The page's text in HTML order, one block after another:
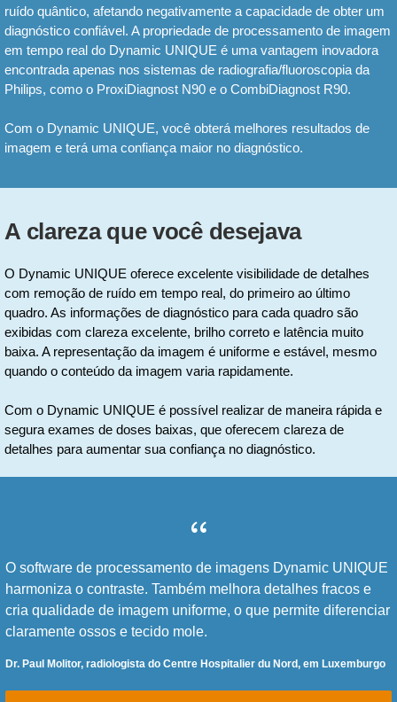
ruído quântico, afetando negativamente a capacidade de obter um
diagnóstico confiável. A propriedade de processamento de imagem
em tempo real do Dynamic UNIQUE é uma vantagem inovadora
encontrada apenas nos sistemas de radiografia/fluoroscopia da
Philips, como o ProxiDiagnost N90 e o CombiDiagnost R90.
Com o Dynamic UNIQUE, você obterá melhores resultados de
imagem e terá uma confiança maior no diagnóstico.
A clareza que você desejava
O Dynamic UNIQUE oferece excelente visibilidade de detalhes
com remoção de ruído em tempo real, do primeiro ao último
quadro. As informações de diagnóstico para cada quadro são
exibidas com clareza excelente, brilho correto e latência muito
baixa. A representação da imagem é uniforme e estável, mesmo
quando o conteúdo da imagem varia rapidamente.
Com o Dynamic UNIQUE é possível realizar de maneira rápida e
segura exames de doses baixas, que oferecem clareza de
detalhes para aumentar sua confiança no diagnóstico.
O software de processamento de imagens Dynamic UNIQUE
harmoniza o contraste. Também melhora detalhes fracos e
cria qualidade de imagem uniforme, o que permite diferenciar
claramente ossos e tecido mole.
Dr. Paul Molitor, radiologista do Centre Hospitalier du Nord, em Luxemburgo